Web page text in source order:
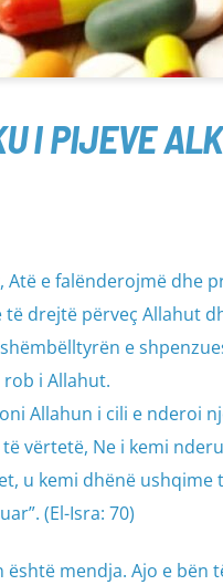
I PIJEVE
e falënderojmë dhe
drejtë përveç Allahut
e
i Allahut.
Allahun i cili e nderoi
vërtetë, Ne i kemi
u kemi dhënë
(El-Isra: 70)
mendja. Ajo e